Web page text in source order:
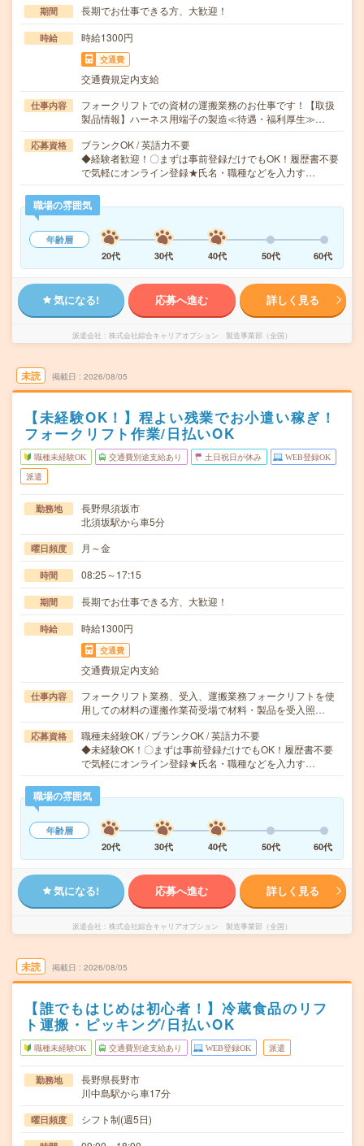
期間 長期でお仕事できる方、大歓迎！
時給 時給1300円
交通費
交通費規定内支給
仕事内容
フォークリフトでの資材の運搬業務のお仕事です！【取扱
製品情報】ハーネス用端子の製造≪待遇・福利厚生≫…
応募資格
ブランクOK / 英語力不要
◆経験者歓迎！〇まずは事前登録だけでもOK！履歴書不要
で気軽にオンライン登録★氏名・職種などを入力す…
職場の雰囲気
年齢層
20代
30代 40代 50代 60代
気になる! 応募へ進む 詳しく見る
派遣会社 株式会社綜合キャリアオプション 製造事業部（全国）
未読 掲載日 2026/08/05
【未経験OK！】程よい残業でお小遣い稼ぎ！
フォークリフト作業/日払いOK
職種未経験OK 交通費別途支給あり 土日祝日が休み WEB登録OK
派遣
勤務地
長野県須坂市
北須坂駅から車5分
曜日頻度 月～金
時間 08:25～17:15
期間 長期でお仕事できる方、大歓迎！
時給 時給1300円
交通費
交通費規定内支給
仕事内容
フォークリフト業務、受入、運搬業務フォークリフトを使
用しての材料の運搬作業荷受場で材料・製品を受入照…
応募資格
職種未経験OK / ブランクOK / 英語力不要
◆未経験OK！〇まずは事前登録だけでもOK！履歴書不要
で気軽にオンライン登録★氏名・職種などを入力す…
職場の雰囲気
年齢層
20代
30代 40代 50代 60代
気になる! 応募へ進む 詳しく見る
派遣会社 株式会社綜合キャリアオプション 製造事業部（全国）
未読 掲載日 2026/08/05
【誰でもはじめは初心者！】冷蔵食品のリフ
ト運搬・ピッキング/日払いOK
職種未経験OK 交通費別途支給あり WEB登録OK 派遣
勤務地
長野県長野市
川中島駅から車17分
曜日頻度 シフト制(週5日)